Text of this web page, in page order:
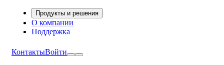
Продукты и решения
О компании
Поддержка
КонтактыВойти